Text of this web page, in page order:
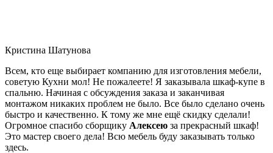
Кристина Шатунова
Всем, кто еще выбирает компанию для изготовления мебели,
советую Кухни мол! Не пожалеете! Я заказывала шкаф-купе в
спальню. Начиная с обсуждения заказа и заканчивая
монтажом никаких проблем не было. Все было сделано очень
быстро и качественно. К тому же мне ещё скидку сделали!
Огромное спасибо сборщику Алексею за прекрасный шкаф!
Это мастер своего дела! Всю мебель буду заказывать только
здесь.